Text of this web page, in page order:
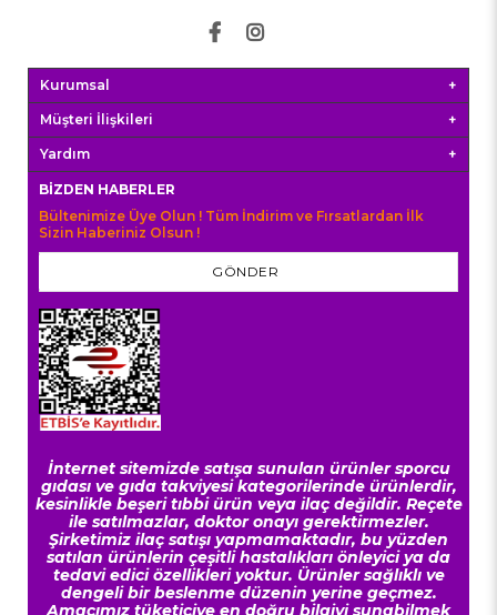
Kurumsal
Müşteri İlişkileri
Yardım
BIZDEN HABERLER
Bültenimize Üye Olun ! Tüm İndirim ve Fırsatlardan İlk
Sizin Haberiniz Olsun !
GÖNDER
İnternet sitemizde satışa sunulan ürünler sporcu
gıdası ve gıda takviyesi kategorilerinde ürünlerdir,
kesinlikle beşeri tıbbi ürün veya ilaç değildir. Reçete
ile satılmazlar, doktor onayı gerektirmezler.
Şirketimiz ilaç satışı yapmamaktadır, bu yüzden
satılan ürünlerin çeşitli hastalıkları önleyici ya da
tedavi edici özellikleri yoktur. Ürünler sağlıklı ve
dengeli bir beslenme düzenin yerine geçmez.
Amacımız tüketiciye en doğru bilgiyi sunabilmek